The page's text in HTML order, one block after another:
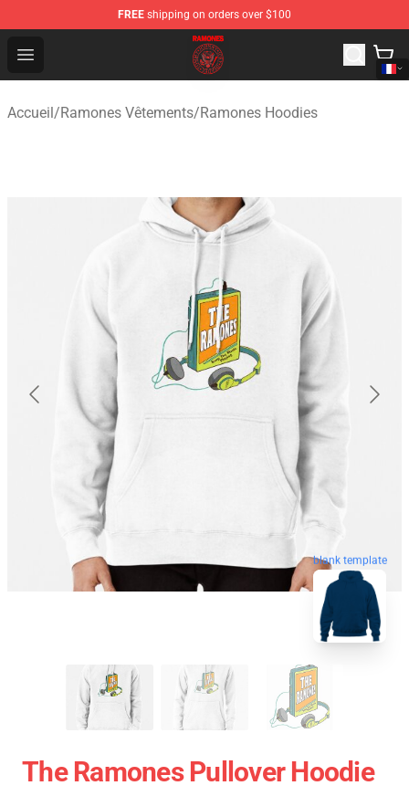
FREE shipping on orders over $100
Open menu
Ramones Store - Official Ramones Merchandise Shop
Accueil/Ramones Vêtements/Ramones Hoodies
blank template
The Ramones Pullover Hoodie